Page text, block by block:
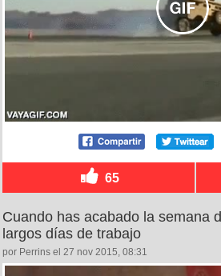
65
Cuando has acabado la semana
largos días de trabajo
por Perrins el 27 nov 2015, 08:31